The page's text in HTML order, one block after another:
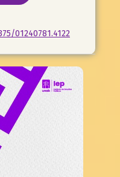
01240781.4122